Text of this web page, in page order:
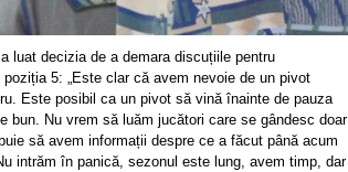
decizia de a demara discuțiile pentru
5: „Este clar că avem nevoie de un pivot
Este posibil ca un pivot să vină înainte de pauza
bun. Nu vrem să luăm jucători care se gândesc doar
să avem informații despre ce a făcut până acum
intrăm în panică, sezonul este lung, avem timp, dar